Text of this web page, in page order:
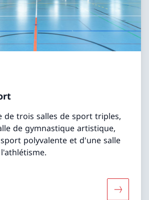
de trois salles de sport triples,
de gymnastique artistique,
polyvalente et d'une salle